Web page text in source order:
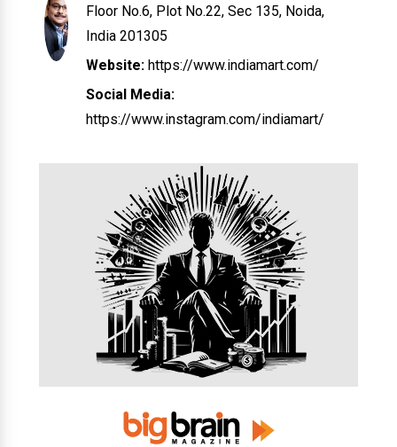
Floor No.6, Plot No.22, Sec 135, Noida,
India 201305
Website:https://www.indiamart.com/
Social Media:
https://www.instagram.com/indiamart/